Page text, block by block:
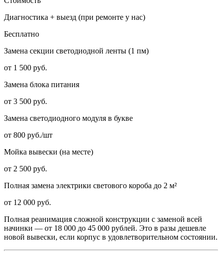
Диагностика + выезд (при ремонте у нас)
Бесплатно
Замена секции светодиодной ленты (1 пм)
от 1 500 руб.
Замена блока питания
от 3 500 руб.
Замена светодиодного модуля в букве
от 800 руб./шт
Мойка вывески (на месте)
от 2 500 руб.
Полная замена электрики светового короба до 2 м²
от 12 000 руб.
Полная реанимация сложной конструкции с заменой всей
начинки — от 18 000 до 45 000 рублей. Это в разы дешевле
новой вывески, если корпус в удовлетворительном состоянии.